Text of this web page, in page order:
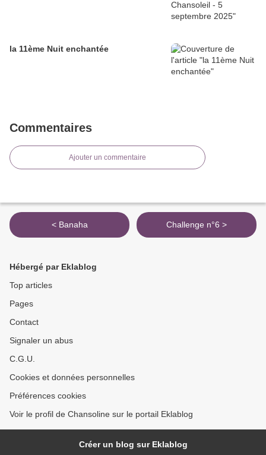
la 11ème Nuit enchantée
Commentaires
Ajouter un commentaire
< Banaha Challenge n°6 >
Hébergé par Eklablog
Top articles
Pages
Contact
Signaler un abus
C.G.U.
Cookies et données personnelles
Préférences cookies
Voir le profil de Chansoline sur le portail Eklablog
Créer un blog sur Eklablog